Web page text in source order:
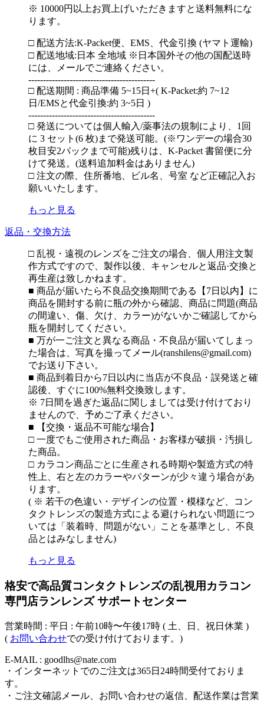
※ 10000円以上お買上げいただきますと送料無料にな
ります。
□ 配送方法:K-Packet便、EMS、代金引換 (ヤマト運輸)
□ 配送地域:日本 全地域 ※日本国外その他の国配送時
には、メールでご連絡ください。
-------------------------------------------
□ 配送期間 : 商品準備 5~15日+( K-Packet:約 7~12
日/EMSと代金引換:約 3~5日 )
-------------------------------------------
□ 発送については個人輸入/薬事法の規制により、1回
に 3 セット(6 枚)まで発送可能。(※ワンデーの場合30
枚目安2パックまで可能)残りは、K-Packet 書留便に分
けて発送。(送料追加料金はありません)
□ 注文の際、住所番地、ビル名、号室 など正確記入お
願いいたします。
もっと見る
返品・交換方法
□ 乱視・遠視のレンズをご注文の場合、個人用注文製
作方式ですので、製作以後、キャンセルと返品·交換と
再生産は致しかねます。
■ 商品が届いたら不良品交換期間である【7日以内】に
商品を開封する前に瓶の外から確認、商品に問題(商品
の間違い、傷、欠け、カラー)がないかご確認してから
瓶を開封してください。
■ 万が一ご注文と異なる商品・不良品が届いてしまっ
た場合は、写真を撮ってメール(ranshilens@gmail.com)
でお送り下さい。
■ 商品到着日から7日以内に当店が不良品・誤発送と確
認後、すぐに100%無料交換致します。
※ 7日間を過ぎた返品に関しましては受け付けており
ませんので、予めご了承ください。
■ 【交換・返品不可能な場合】
□ 一度でもご使用された商品・お客様が破損・汚損し
た商品。
□ カラコン商品ごとに生産される時期や製造方式の特
性上、右と左のカラーやパターンが少々違う場合があ
ります。
( ※ 若干の色違い・デザインの位置・模様など、コン
タクトレンズの製造方式による避けられない問題につ
いては「装着時、問題がない」ことを基準とし、不良
品とはみなしません)
もっと見る
格安で高品質コンタクトレンズの乱視用カラコン
専門店ランレンズ サポートセンター
営業時間 : 平日 : 午前10時〜午後17時 ( 土、日、祝日休業 )
( お問い合わせでの受け付けております。)
E-MAIL : goodlhs@nate.com
・インターネットでのご注文は365日24時間受付ておりま
す。
・ご注文確認メール、お問い合わせの返信、配送作業は営業